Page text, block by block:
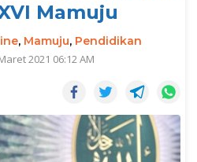
Mamuju
, Mamuju, Pendidikan
2021 06:12 AM